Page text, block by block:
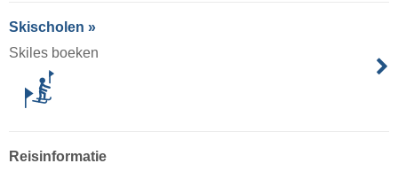
Skischolen »
Skiles boeken
Reisinformatie